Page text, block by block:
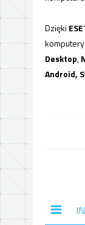
Dzięki
Desktop,
Android,